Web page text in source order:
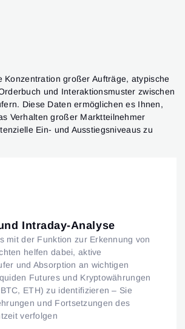
Konzentration großer Aufträge, atypische
und Interaktionsmuster zwischen
Diese Daten ermöglichen es Ihnen,
Verhalten großer Marktteilnehmer
Ein- und Ausstiegsniveaus zu
Intraday-Analyse
mit der Funktion zur Erkennung von
helfen dabei, aktive
und Absorption an wichtigen
Futures und Kryptowährungen
ETH) zu identifizieren – Sie
und Fortsetzungen des
verfolgen